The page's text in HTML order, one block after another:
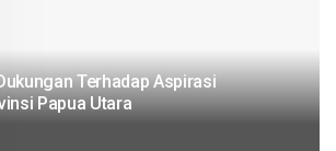
Terhadap Aspirasi
Papua Utara